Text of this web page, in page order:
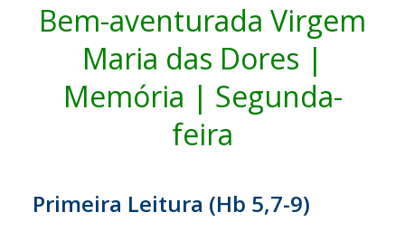
Bem-aventurada Virgem
Maria das Dores |
Memória | Segunda-
feira
Primeira Leitura (Hb 5,7-9)